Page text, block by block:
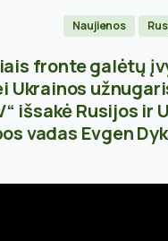
Naujienos
fronte galėtų
išsakė Rusijos ir
vadas Evgen